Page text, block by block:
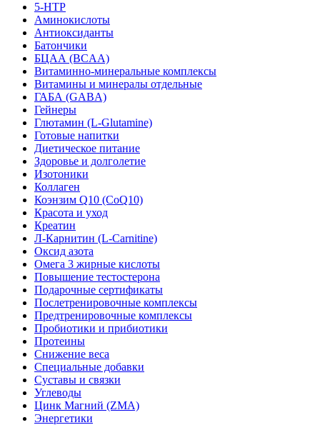
5-HTP
Аминокислоты
Антиоксиданты
Батончики
БЦАА (BCAA)
Витаминно-минеральные комплексы
Витамины и минералы отдельные
ГАБА (GABA)
Гейнеры
Глютамин (L-Glutamine)
Готовые напитки
Диетическое питание
Здоровье и долголетие
Изотоники
Коллаген
Коэнзим Q10 (CoQ10)
Красота и уход
Креатин
Л-Карнитин (L-Сarnitine)
Оксид азота
Омега 3 жирные кислоты
Повышение тестостерона
Подарочные сертификаты
Послетренировочные комплексы
Предтренировочные комплексы
Пробиотики и прибиотики
Протеины
Снижение веса
Специальные добавки
Суставы и связки
Углеводы
Цинк Магний (ZMA)
Энергетики